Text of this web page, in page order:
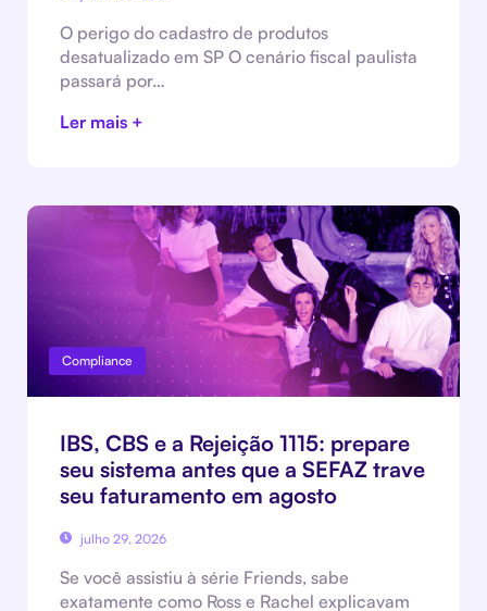
O perigo do cadastro de produtos
desatualizado em SP O cenário fiscal paulista
passará por…
Ler mais +
Compliance
IBS, CBS e a Rejeição 1115: prepare
seu sistema antes que a SEFAZ trave
seu faturamento em agosto
julho 29, 2026
Se você assistiu à série Friends, sabe
exatamente como Ross e Rachel explicavam